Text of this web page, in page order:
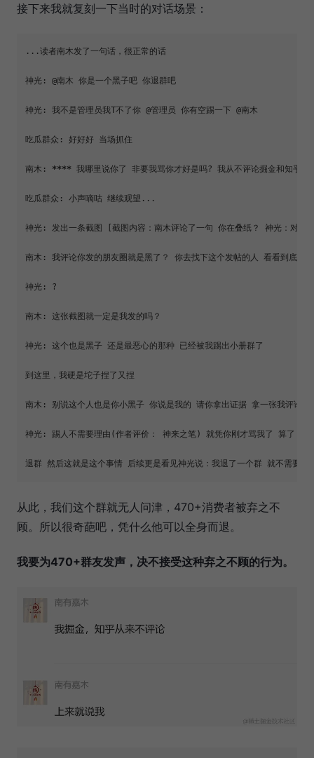
接下来我就复刻一下当时的对话场景：
...读者南木发了一句话，很正常的话
神光: @南木 你是一个黑子吧 你退群吧
神光: 我不是管理员我T不了你 @管理员 你有空踢一下 @南木
吃瓜群众: 好好好 当场抓住
南木: **** 我哪里说你了 非要我骂你才好是吗? 我从不评论掘金和知乎
吃瓜群众: 小声嘀咕 继续观望...
神光: 发出一条截图 [截图内容：南木评论了一句 你在叠纸？ 神光：对]
南木: 我评论你发的朋友圈就是黑了？ 你去找下这个发帖的人 看看到底是
神光: ?
南木: 这张截图就一定是我发的吗？
神光: 这个也是黑子 还是最恶心的那种 已经被我踢出小册群了
到这里，我硬是坨子捏了又捏
南木: 别说这个人也是你小黑子 你说是我的 请你拿出证据 拿一张我评论
神光: 踢人不需要理由(作者评价： 神来之笔) 就凭你刚才骂我了 算了，掘
从此，我们这个群就无人问津，470+消费者被弃之不
顾。所以很奇葩吧，凭什么他可以全身而退。
我要为470+群友发声，决不接受这种弃之不顾的行为。